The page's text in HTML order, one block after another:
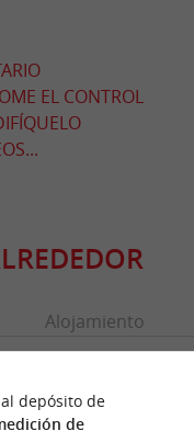
EL CONTROL
Alojamiento
depósito de
de